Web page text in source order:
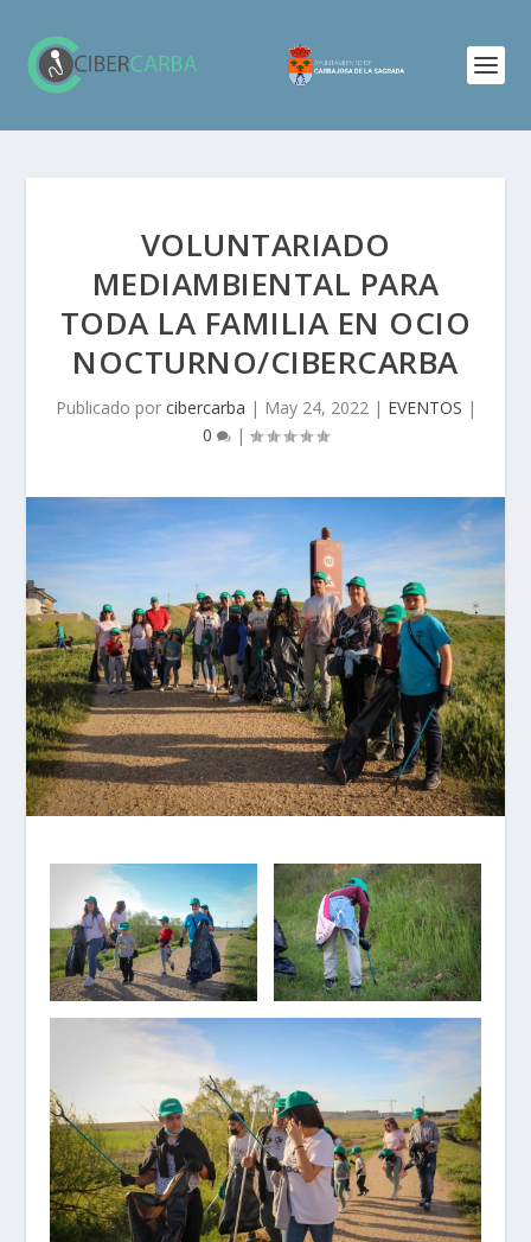
VOLUNTARIADO
MEDIAMBIENTAL PARA
TODA LA FAMILIA EN OCIO
NOCTURNO/CIBERCARBA
Publicado por cibercarba | May 24, 2022| EVENTOS |
0
|